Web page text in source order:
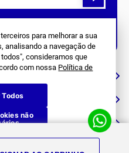
para melhorar a sua
analisando a navegação de
consideramos que
com nossa Política de
não